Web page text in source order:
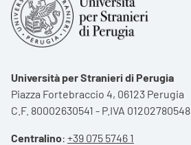
Università per Stranieri di Perugia
Piazza Fortebraccio 4, 06123 Perugia
C.F. 80002630541 - P.IVA 01202780548
Centralino: +39 075 5746 1